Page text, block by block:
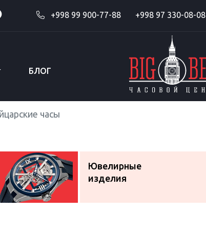
+998 99 900-77-88 +998 97 330-08-08
БЛОГ
часы
Ювелирные
изделия